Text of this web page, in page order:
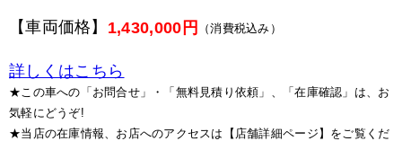
【車両価格】 1,430,000円 （消費税込み）
詳しくはこちら
★この車への「お問合せ」・「無料見積り依頼」、「在庫確認」は、お
気軽にどうぞ!
★当店の在庫情報、お店へのアクセスは【店舗詳細ページ】をご覧くだ